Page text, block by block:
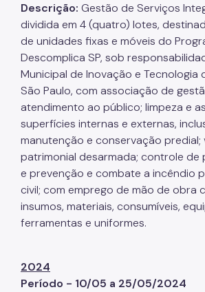
Descrição: Gestão de Serviços
dividida em 4 (quatro) lotes,
de unidades fixas e móveis do
Descomplica SP, sob
Municipal de Inovação e Tecnologia
São Paulo, com associação de
atendimento ao público; limpeza e
superfícies internas e externas,
manutenção e conservação predial;
patrimonial desarmada; controle de
e prevenção e combate a incêndio
civil; com emprego de mão de obra
insumos, materiais, consumíveis,
ferramentas e uniformes.
2024
Período - 10/05 a 25/05/2024